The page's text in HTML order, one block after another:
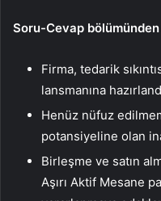
Soru-Cevap
Firma, tedarik
lansmanına
Henüz nüfuz
potansiyeline olan
Birleşme ve satın
Aşırı Aktif Mesane